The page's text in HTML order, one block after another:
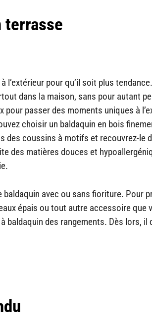
terrasse
l’extérieur pour qu’il soit plus
dans la maison, sans pour autant
pour passer des moments uniques à
choisir un baldaquin en bois
des coussins à motifs et recouvrez-le
des matières douces et
avec ou sans fioriture. Pour
épais ou tout autre accessoire
baldaquin des rangements. Dès lors, il